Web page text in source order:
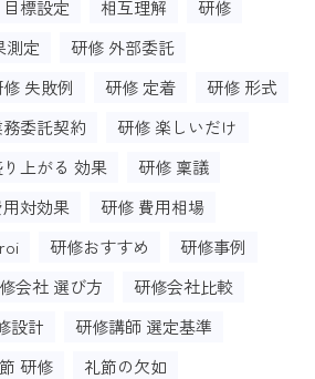
目標設定 相互理解
研修
測定
研修 外部委託
失敗例 研修 定着
研修 形式
委託契約
研修 楽しいだけ
上がる 効果
研修 稟議
対効果
研修 費用相場
研修おすすめ
研修事例
会社 選び方
研修会社比較
設計
研修講師 選定基準
研修
礼節の欠如